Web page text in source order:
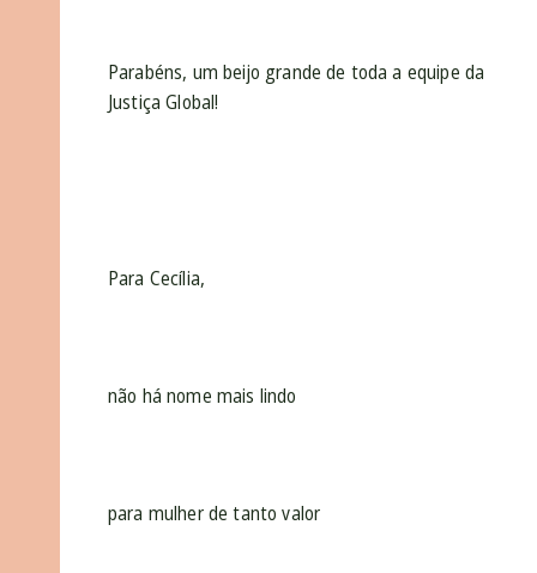
Parabéns, um beijo grande de toda a equipe da
Justiça Global!
Para Cecília,
não há nome mais lindo
para mulher de tanto valor